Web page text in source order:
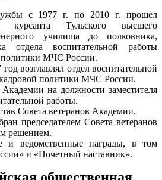
с 1977 г. по 2010 г. прошел
Тульского высшего
училища до полковника,
отдела воспитательной работы
политики МЧС России.
возглавлял отдел воспитательной
политики МЧС России.
на должности заместителя
работы.
Совета ветеранов Академии.
председателем Совета ветеранов
решением.
и ведомственные награды, в том
и «Почетный наставник».